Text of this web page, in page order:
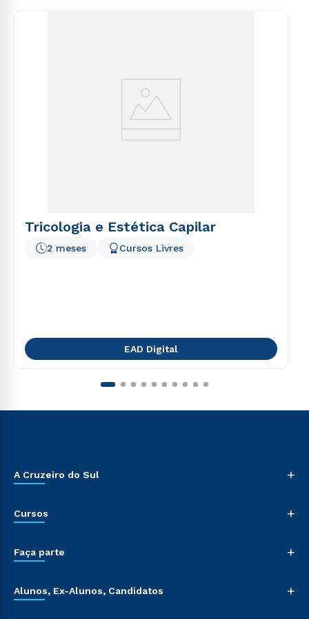
Tricologia e Estética Capilar
2 meses Cursos Livres
EAD Digital
A Cruzeiro do Sul +
Cursos +
Faça parte +
Alunos, Ex-Alunos, Candidatos +